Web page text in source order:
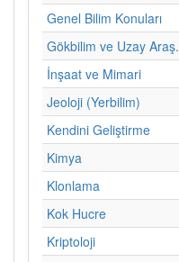
Genel Bilim Konuları
Gökbilim ve Uzay Araş.
İnşaat ve Mimari
Jeoloji (Yerbilim)
Kendini Geliştirme
Kimya
Klonlama
Kok Hucre
Kriptoloji